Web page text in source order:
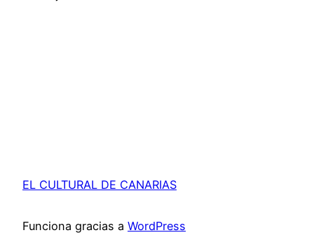
EL CULTURAL DE CANARIAS
Funciona gracias a WordPress